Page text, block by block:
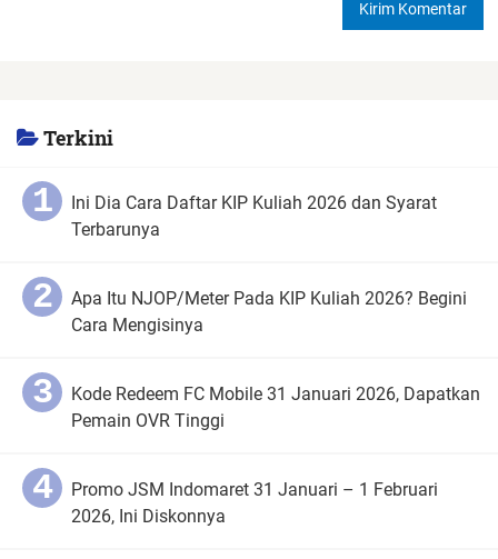
Terkini
Ini Dia Cara Daftar KIP Kuliah 2026 dan Syarat
Terbarunya
Apa Itu NJOP/Meter Pada KIP Kuliah 2026? Begini
Cara Mengisinya
Kode Redeem FC Mobile 31 Januari 2026, Dapatkan
Pemain OVR Tinggi
Promo JSM Indomaret 31 Januari – 1 Februari
2026, Ini Diskonnya